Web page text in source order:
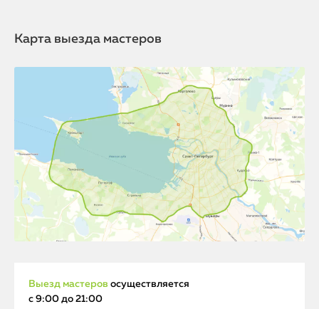
Карта выезда мастеров
Выезд мастеров осуществляется
с 9:00 до 21:00